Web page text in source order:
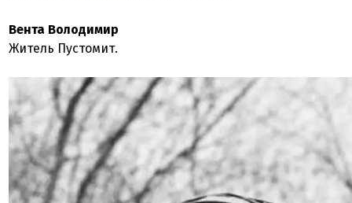
Вента Володимир
Житель Пустомит.